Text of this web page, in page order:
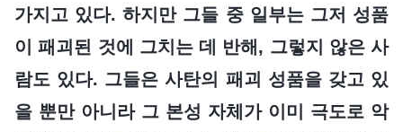
가지고 있다. 하지만 그들 중 일부는 그저 성품
이 패괴된 것에 그치는 데 반해, 그렇지 않은 사
람도 있다. 그들은 사탄의 패괴 성품을 갖고 있
을 뿐만 아니라 그 본성 자체가 이미 극도로 악